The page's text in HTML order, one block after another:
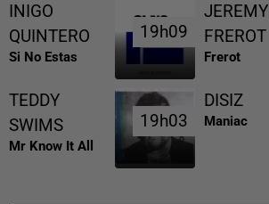
INIGO
QUINTERO
Si No Estas
19h09
19h09
JEREMY
FREROT
Frerot
TEDDY
SWIMS
Mr Know It All
19h03
19h03
DISIZ
Maniac